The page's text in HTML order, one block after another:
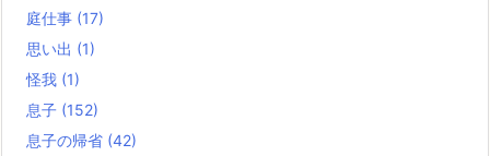
庭仕事 (17)
思い出 (1)
怪我 (1)
息子 (152)
息子の帰省 (42)